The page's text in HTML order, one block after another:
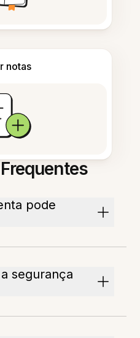
notas
pode
segurança